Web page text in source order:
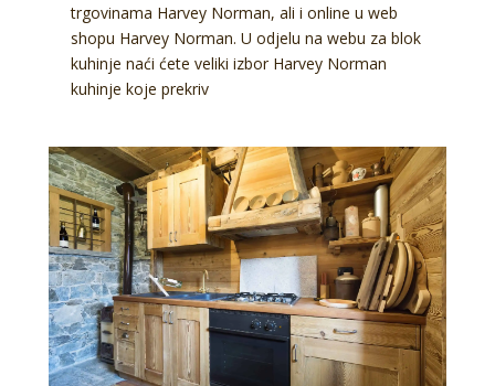
trgovinama Harvey Norman, ali i online u web
shopu Harvey Norman. U odjelu na webu za blok
kuhinje naći ćete veliki izbor Harvey Norman
kuhinje koje prekriv